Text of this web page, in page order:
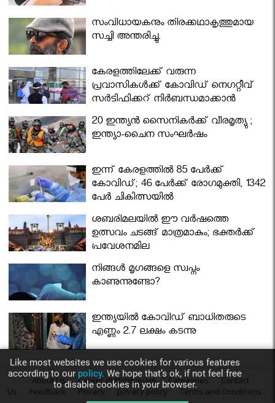
സംവിധായകനും തിരക്കഥാകൃത്തുമായ
സച്ചി അന്തരിച്ചു.
കേരളത്തിലേക്ക് വരുന്ന
പ്രവാസികള്‍ക്ക് കോവിഡ് നെഗറ്റീവ്
സര്‍ട്ടിഫിക്കറ്റ് നിർബന്ധമാക്കാൻ
മന്ത്രിസഭ
20 ഇന്ത്യൻ സൈനികർക്ക് വീരമൃത്യു ;
ഇന്ത്യാ-ചൈന സംഘർഷം
ഇന്ന് കേരളത്തിൽ 85 പേർക്ക്
കോവിഡ്; 46 പേർക്ക് രോഗമുക്തി, 1342
പേർ ചികിത്സയിൽ
ശബരിമലയില്‍ ഈ വർഷത്തെ
ഉത്സവം ചടങ്ങ് മാത്രമാകും; ഭക്തർക്ക്
പ്രവേശനമില്ല
നിങ്ങള്‍ മൃഗങ്ങളെ സ്വപ്നം
കാണുന്നുണ്ടോ?
ഇന്ത്യയിൽ കോവിഡ് ബാധിതരുടെ
എണ്ണം 2.7 ലക്ഷം കടന്നു
About Us Career @ Nirbhayam Categories
Contact
Us
Feedback Privacy privacy policy
Terms and Conditions
Like most websites we use cookies for various features
according to our policy. We hope that’s ok, if not feel free
to disable cookies in your browser.